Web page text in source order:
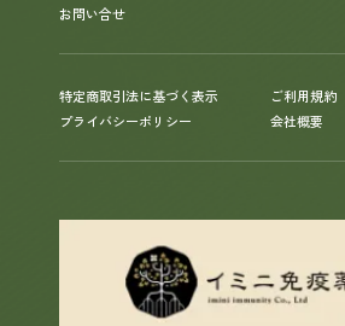
お問い合せ
特定商取引法に基づく表示
プライバシーポリシー
ご利用規約
会社概要